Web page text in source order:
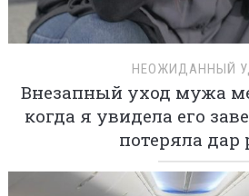
НЕОЖИДАННЫЙ
Внезапный уход мужа
когда я увидела его
потеряла дар